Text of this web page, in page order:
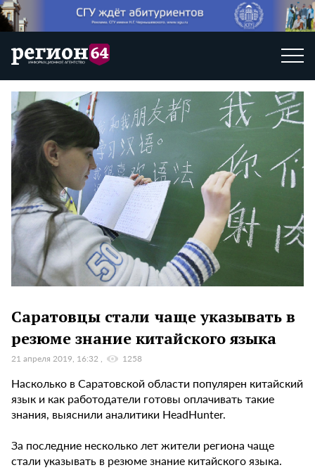
Саратовцы стали чаще указывать в
резюме знание китайского языка
21 апреля 2019, 16:32 1258
Насколько в Саратовской области популярен китайский
язык и как работодатели готовы оплачивать такие
знания, выяснили аналитики HeadHunter.
За последние несколько лет жители региона чаще
стали указывать в резюме знание китайского языка.